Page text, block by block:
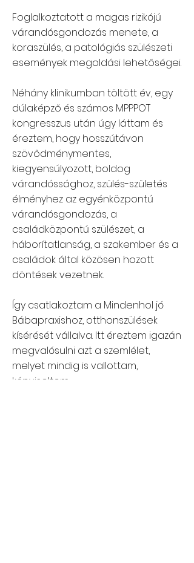
Foglalkoztatott a magas rizikójú
várandósgondozás menete, a
koraszülés, a patológiás szülészeti
események megoldási lehetőségei.
Néhány klinikumban töltött év, egy
dúlaképző és számos MPPPOT
kongresszus után úgy láttam és
éreztem, hogy hosszútávon
szövődménymentes,
kiegyensúlyozott, boldog
várandóssághoz, szülés-születés
élményhez az egyénközpontú
várandósgondozás, a
családközpontú szülészet, a
háborítatlanság, a szakember és a
családok által közösen hozott
döntések vezetnek.
Így csatlakoztam a Mindenhol jó
Bábapraxishoz, otthonszülések
kísérését vállalva. Itt éreztem igazán
megvalósulni azt a szemlélet,
melyet mindig is vallottam,
képviseltem.